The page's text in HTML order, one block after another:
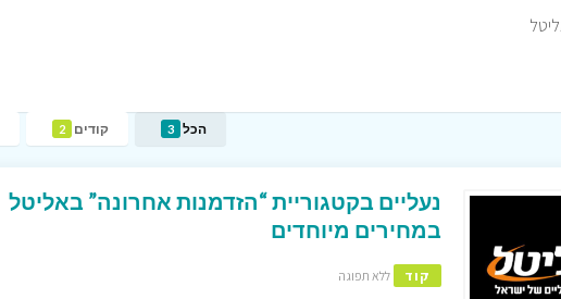
הכל 3 קודים 2
נעליים בקטגוריית “הזדמנות אחרונה” באליטל
במחירים מיוחדים
קוד ללא תפוגה